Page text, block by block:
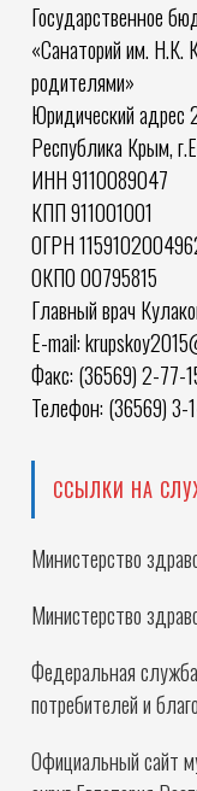
Государственное
«Санаторий им. Н.К.
родителями»
Юридический адрес
Республика Крым,
ИНН 9110089047
КПП 911001001
ОГРН
ОКПО 00795815
Главный врач
E-mail:
Факс: (36569) 2-77-
Телефон: (36569)
ССЫЛКИ НА
Министерство
Министерство
Федеральная
потребителей и
Официальный сайт